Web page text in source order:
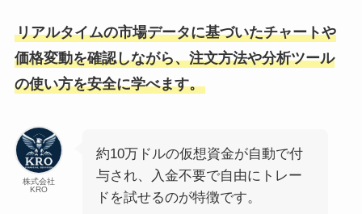
リアルタイムの市場データに基づいたチャートや
価格変動を確認しながら、注文方法や分析ツール
の使い方を安全に学べます。
株式会社
KRO
約10万ドルの仮想資金が自動で付
与され、入金不要で自由にトレー
ドを試せるのが特徴です。